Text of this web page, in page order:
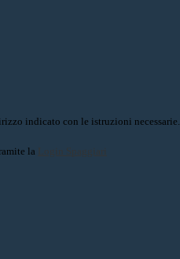
indicato con le istruzioni necessarie.
la Login Spaggiari